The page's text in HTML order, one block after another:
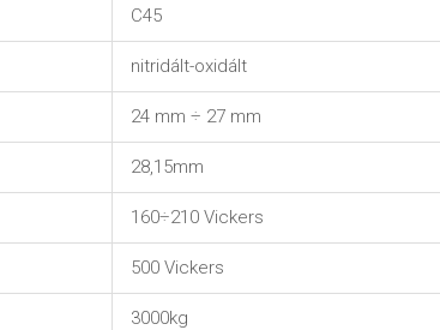
C45
nitridált-oxidált
24 mm ÷ 27 mm
28,15mm
160÷210 Vickers
500 Vickers
3000kg